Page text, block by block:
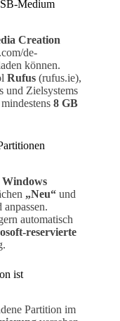
Medium
Creation
de-
können.
Rufus (rufus.ie),
und Zielsystems
8 GB
Windows
„Neu“ und
automatisch
reservierte
ist
Partition im